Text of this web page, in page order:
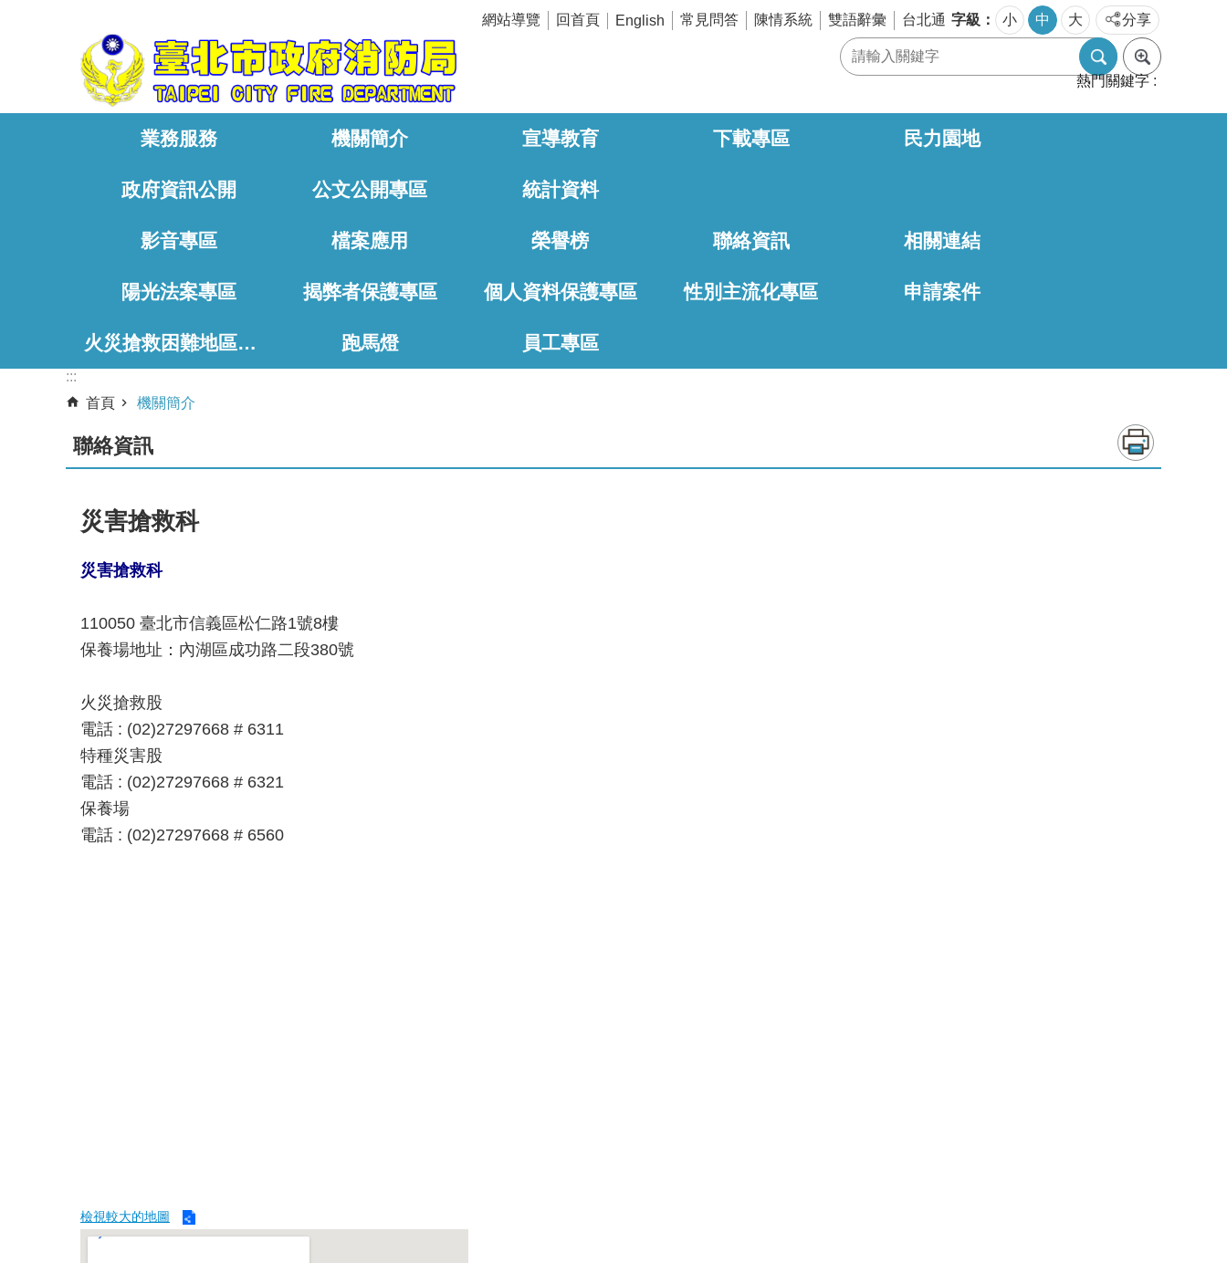
網站導覽 回首頁 English 常見問答 陳情系統 雙語辭彙 台北通 字級 小 中 大 分享
熱門關鍵字
業務服務 機關簡介 宣導教育 下載專區 民力園地
政府資訊公開 公文公開專區 統計資料
影音專區 檔案應用 榮譽榜 聯絡資訊 相關連結
陽光法案專區 揭弊者保護專區 個人資料保護專區 性別主流化專區 申請案件
火災搶救困難地區、消防通道相關資料 跑馬燈 員工專區
:::
首頁
機關簡介
聯絡資訊
災害搶救科
災害搶救科
110050 臺北市信義區松仁路1號8樓
保養場地址：內湖區成功路二段380號
火災搶救股
電話 : (02)27297668 # 6311
特種災害股
電話 : (02)27297668 # 6321
保養場
電話 : (02)27297668 # 6560
檢視較大的地圖